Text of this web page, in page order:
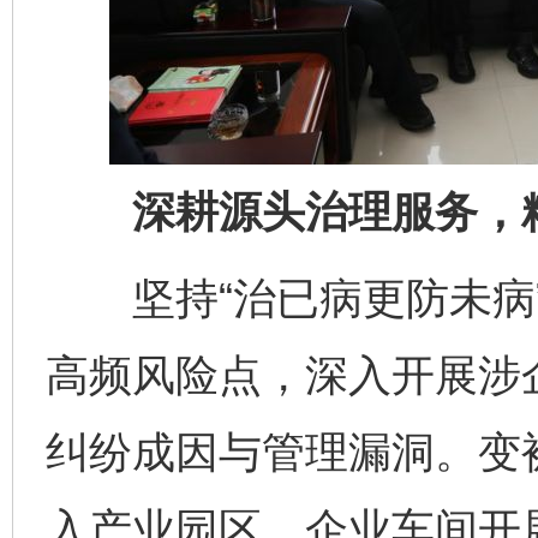
深耕源头治理服务，
坚持“治已病更防未病
高频风险点，深入开展
纠纷成因与管理漏洞。